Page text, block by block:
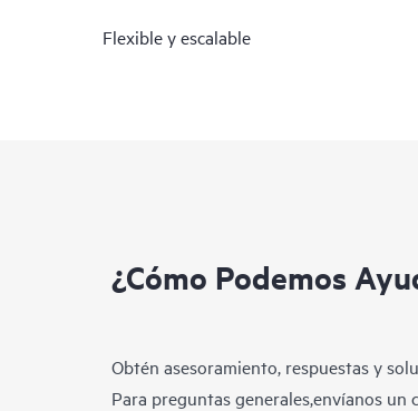
Flexible y escalable
¿Cómo Podemos
Obtén asesoramiento, respuestas y
Para preguntas generales,envíanos